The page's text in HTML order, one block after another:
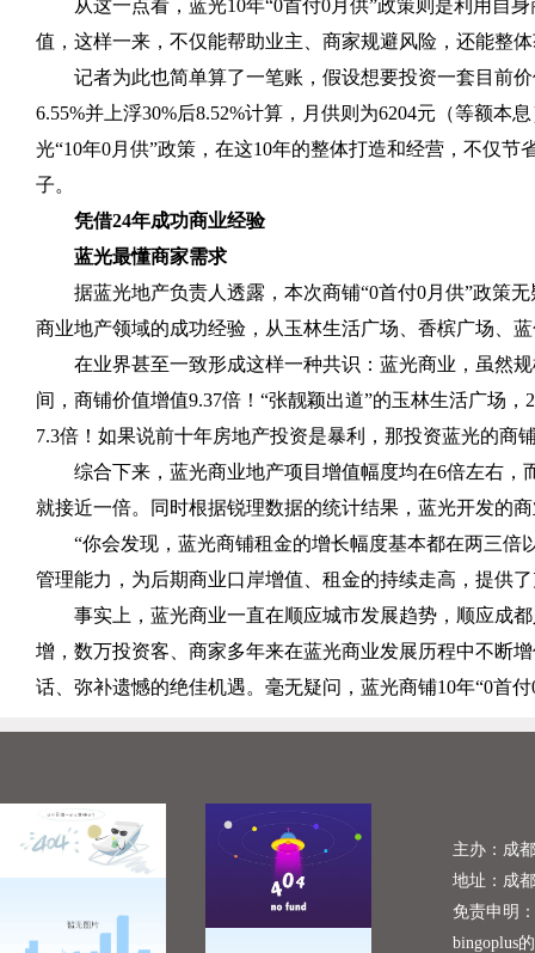
从这一点看，蓝光10年“0首付0月供”政策则是利用自
值，这样一来，不仅能帮助业主、商家规避风险，还能整
记者为此也简单算了一笔账，假设想要投资一套目前
6.55%并上浮30%后8.52%计算，月供则为6204元（等额本
光“10年0月供”政策，在这10年的整体打造和经营，不仅节
子。
凭借24年成功商业经验
蓝光最懂商家需求
据蓝光地产负责人透露，本次商铺“0首付0月供”政策
商业地产领域的成功经验，从玉林生活广场、香槟广场、
在业界甚至一致形成这样一种共识：蓝光商业，虽然
间，商铺价值增值9.37倍！“张靓颖出道”的玉林生活广场，
7.3倍！如果说前十年房地产投资是暴利，那投资蓝光的商
综合下来，蓝光商业地产项目增值幅度均在6倍左右，
就接近一倍。同时根据锐理数据的统计结果，蓝光开发的
“你会发现，蓝光商铺租金的增长幅度基本都在两三
管理能力，为后期商业口岸增值、租金的持续走高，提供
事实上，蓝光商业一直在顺应城市发展趋势，顺应成
增，数万投资客、商家多年来在蓝光商业发展历程中不断
话、弥补遗憾的绝佳机遇。毫无疑问，蓝光商铺10年“0首付
主办：成
地址：成
免责申明
bingoplus